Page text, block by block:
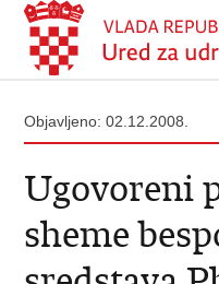
Objavljeno: 02.12.2008.
Ugovoreni
sheme